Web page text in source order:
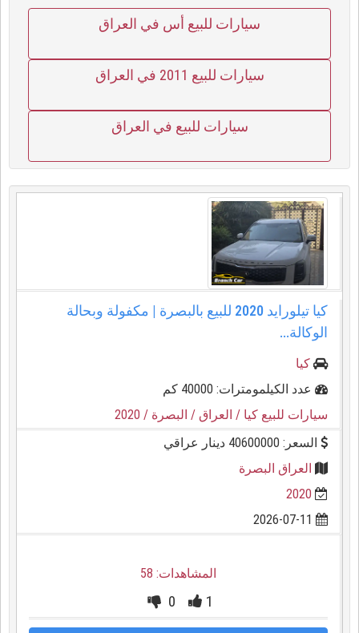
سيارات للبيع أس في العراق
سيارات للبيع 2011 في العراق
سيارات للبيع في العراق
كيا تيلورايد 2020 للبيع بالبصرة | مكفولة وبحالة
الوكالة...
كيا
عدد الكيلمومترات: 40000 كم
سيارات للبيع كيا / العراق / البصرة / 2020
السعر: 40600000 دينار عراقي
العراق البصرة
2020
المشاهدات: 58
1
0